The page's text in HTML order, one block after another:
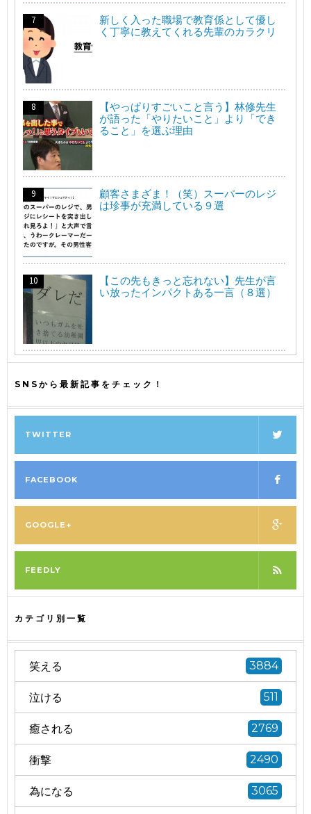
新しく入った職場で教育係として優し
く丁寧に教えてくれる先輩のカラクリ
【やっぱりすごいこと言う】林修先生
が語った「やりたいこと」より「でき
ること」を選ぶ理由
顧客さまざま！（笑）スーパーのレジ
は珍事が充満している９選
【この先もきっと忘れない】先生が言
い放ったインパクトある一言（８選）
SNSから最新記事をチェック！
TWITTER
FACEBOOK
GOOGLE+
FEEDLY
カテゴリ別一覧
笑える 3884
泣ける 511
癒される 2769
衝撃 2490
為になる 3065